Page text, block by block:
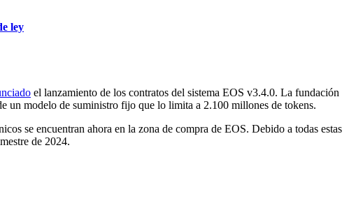
ley
el lanzamiento de los contratos del sistema EOS v3.4.0. La fundación
un modelo de suministro fijo que lo limita a 2.100 millones de tokens.
se encuentran ahora en la zona de compra de EOS. Debido a todas estas
de 2024.